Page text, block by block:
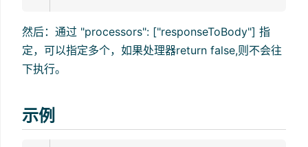
然后：通过 "processors": ["responseToBody"] 指
定，可以指定多个，如果处理器return false,则不会往
下执行。
示例